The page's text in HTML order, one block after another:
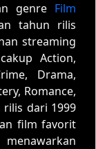
genre Film
tahun rilis
streaming
Action,
Drama,
Romance,
rilis dari 1999
film favorit